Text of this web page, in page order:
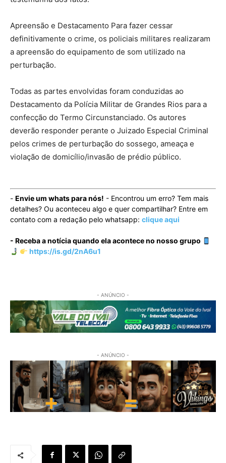
Apreensão e Destacamento Para fazer cessar
definitivamente o crime, os policiais militares realizaram
a apreensão do equipamento de som utilizado na
perturbação.
Todas as partes envolvidas foram conduzidas ao
Destacamento da Polícia Militar de Grandes Rios para a
confecção do Termo Circunstanciado. Os autores
deverão responder perante o Juizado Especial Criminal
pelos crimes de perturbação do sossego, ameaça e
violação de domicílio/invasão de prédio público.
- Envie um whats para nós! - Encontrou um erro? Tem mais
detalhes? Ou aconteceu algo e quer compartilhar? Entre em
contato com a redação pelo whatsapp: clique aqui
- Receba a notícia quando ela acontece no nosso grupo
https://is.gd/2nA6u1
- ANÚNCIO -
- ANÚNCIO -